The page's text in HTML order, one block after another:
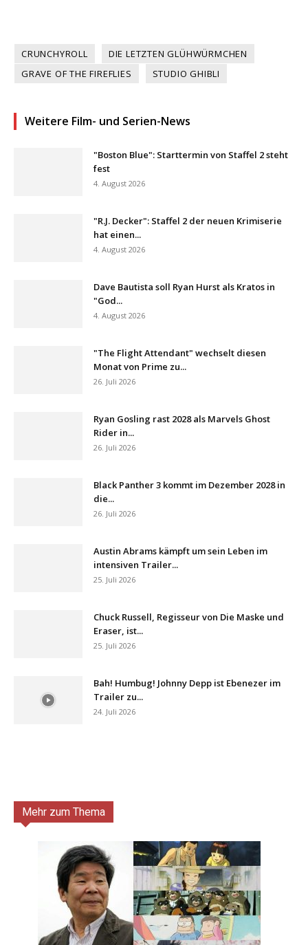
CRUNCHYROLL
DIE LETZTEN GLÜHWÜRMCHEN
GRAVE OF THE FIREFLIES
STUDIO GHIBLI
Weitere Film- und Serien-News
"Boston Blue": Starttermin von Staffel 2 steht
fest
4. August 2026
"R.J. Decker": Staffel 2 der neuen Krimiserie
hat einen...
4. August 2026
Dave Bautista soll Ryan Hurst als Kratos in
"God...
4. August 2026
"The Flight Attendant" wechselt diesen
Monat von Prime zu...
26. Juli 2026
Ryan Gosling rast 2028 als Marvels Ghost
Rider in...
26. Juli 2026
Black Panther 3 kommt im Dezember 2028 in
die...
26. Juli 2026
Austin Abrams kämpft um sein Leben im
intensiven Trailer...
25. Juli 2026
Chuck Russell, Regisseur von Die Maske und
Eraser, ist...
25. Juli 2026
Bah! Humbug! Johnny Depp ist Ebenezer im
Trailer zu...
24. Juli 2026
Mehr zum Thema